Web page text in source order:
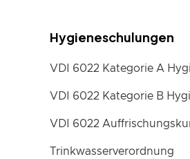
Hygieneschulungen
VDI 6022 Kategorie A
VDI 6022 Kategorie B
VDI 6022
Trinkwasserverordnung